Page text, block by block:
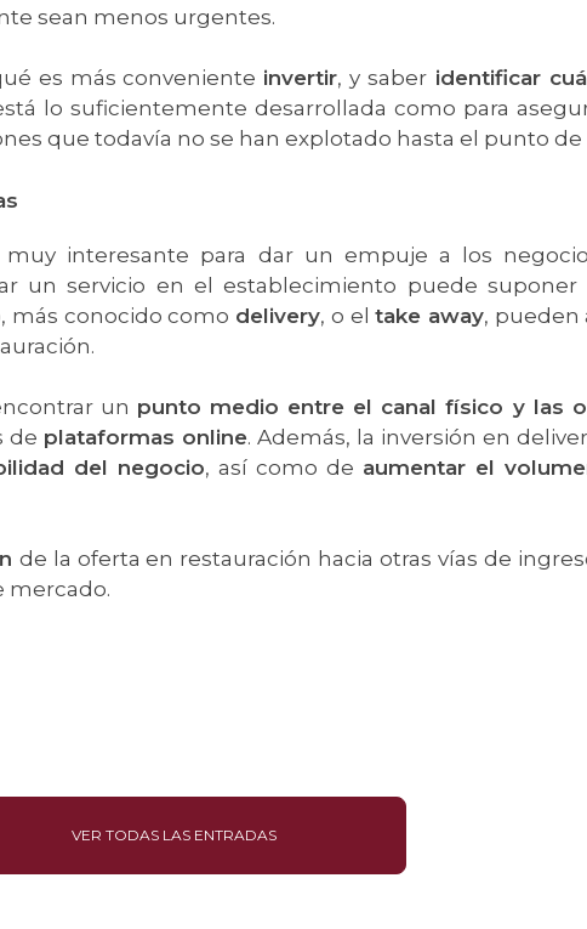
sean menos urgentes.
es más conveniente invertir, y saberidentificar
lo suficientemente desarrollada como para
que todavía no se han explotado hasta el punto
interesante para dar un empuje a los
un servicio en el establecimiento puede
más conocido como delivery, o eltake away, pueden
un punto medio entre el canal físico y las
de plataformas online. Además, la inversión en
del negocio, así como de aumentar el
de la oferta en restauración hacia otras vías de
mercado.
VER TODAS LAS ENTRADAS